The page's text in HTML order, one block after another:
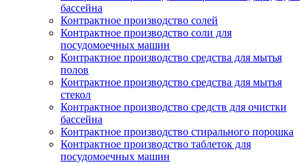
бассейна
Контрактное производство солей
Контрактное производство соли для
посудомоечных машин
Контрактное производство средства для мытья
полов
Контрактное производство средства для мытья
стекол
Контрактное производство средств для очистки
бассейна
Контрактное производство стирального порошка
Контрактное производство таблеток для
посудомоечных машин